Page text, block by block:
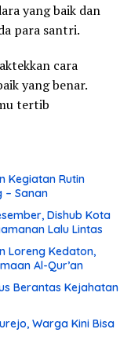
yang baik dan
para santri.
cara
yang benar.
tertib
Kegiatan Rutin
– Sanan
Dishub Kota
Lalu Lintas
Loreng Kedaton,
Al-Qur’an
Berantas Kejahatan
Warga Kini Bisa